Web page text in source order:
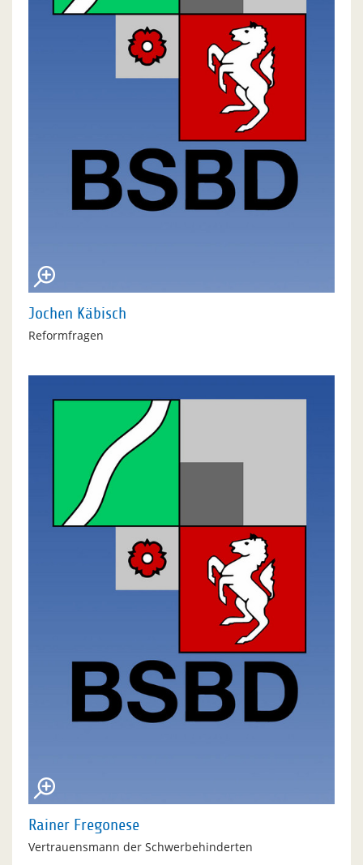
Jochen Käbisch
Reformfragen
Rainer Fregonese
Vertrauensmann der Schwerbehinderten